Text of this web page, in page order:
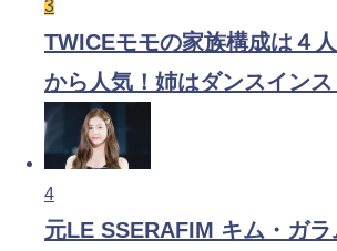
3
TWICEモモの家族構成は４
から人気！姉はダンスイン
4
元LE SSERAFIM キム・ガ